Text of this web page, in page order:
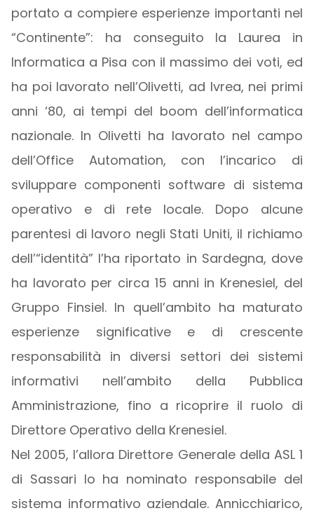
portato a compiere esperienze importanti nel
“Continente”: ha conseguito la Laurea in
Informatica a Pisa con il massimo dei voti, ed
ha poi lavorato nell’Olivetti, ad Ivrea, nei primi
anni ‘80, ai tempi del boom dell’informatica
nazionale. In Olivetti ha lavorato nel campo
dell’Office Automation, con l’incarico di
sviluppare componenti software di sistema
operativo e di rete locale. Dopo alcune
parentesi di lavoro negli Stati Uniti, il richiamo
dell’“identità” l’ha riportato in Sardegna, dove
ha lavorato per circa 15 anni in Krenesiel, del
Gruppo Finsiel. In quell’ambito ha maturato
esperienze significative e di crescente
responsabilità in diversi settori dei sistemi
informativi nell’ambito della Pubblica
Amministrazione, fino a ricoprire il ruolo di
Direttore Operativo della Krenesiel.
Nel 2005, l’allora Direttore Generale della ASL 1
di Sassari lo ha nominato responsabile del
sistema informativo aziendale. Annicchiarico,